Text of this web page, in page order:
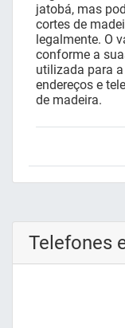
jatobá, mas
cortes de
legalmente. O
conforme a
utilizada para
endereços e
de madeira.
Telefones